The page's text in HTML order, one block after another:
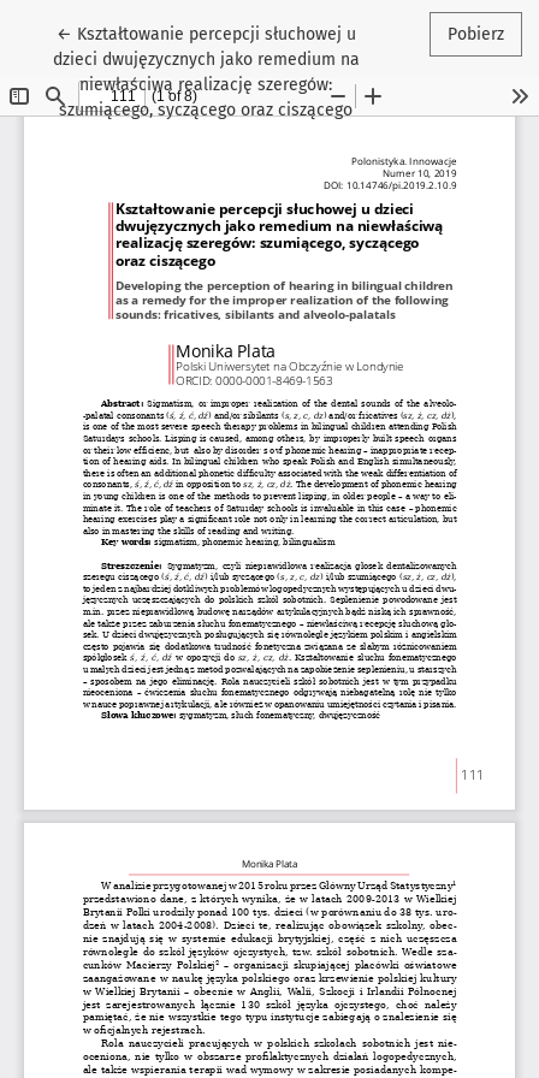
← Wróć do szczegółów artykułu
Kształtowanie percepcji słuchowej u
dzieci dwujęzycznych jako remedium na
niewłaściwą realizację szeregów:
szumiącego, syczącego oraz ciszącego
Pobierz